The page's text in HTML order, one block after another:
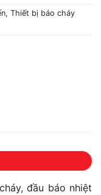
, Thiết bị báo cháy
đầu báo nhiệt